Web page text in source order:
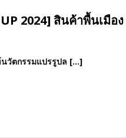
2024] สินค้าพื้นเมือ
ตกรรมแปรรูปล […]